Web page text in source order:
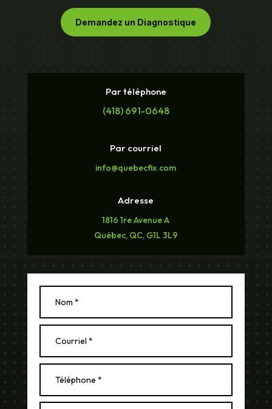
Demandez un Diagnostique
Par téléphone
(418) 691-0648
Par courriel
info@quebecfix.com
Adresse
1816 1re Avenue A
Québec, QC, G1L 3L9